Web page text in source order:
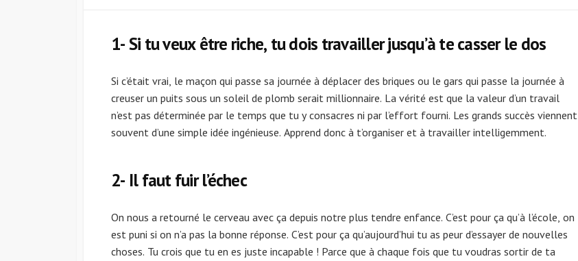
1- Si tu veux être riche, tu dois travailler jusqu’à te casser le dos
Si c’était vrai, le maçon qui passe sa journée à déplacer des briques ou le gars qui passe la journée à
creuser un puits sous un soleil de plomb serait millionnaire. La vérité est que la valeur d’un travail
n’est pas déterminée par le temps que tu y consacres ni par l’effort fourni. Les grands succès viennent
souvent d’une simple idée ingénieuse. Apprend donc à t’organiser et à travailler intelligemment.
2- Il faut fuir l’échec
On nous a retourné le cerveau avec ça depuis notre plus tendre enfance. C’est pour ça qu’à l’école, on
est puni si on n’a pas la bonne réponse. C’est pour ça qu’aujourd’hui tu as peur d’essayer de nouvelles
choses. Tu crois que tu en es juste incapable ! Parce que à chaque fois que tu voudras sortir de ta